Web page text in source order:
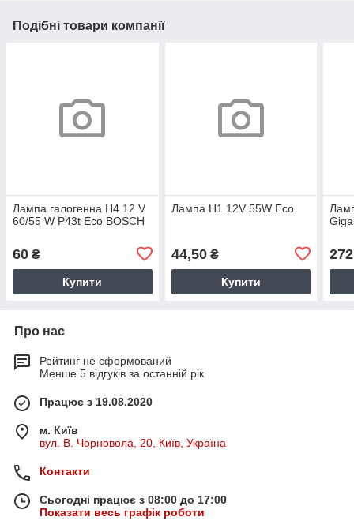
Подібні товари компанії
Лампа галогенна H4 12 V
60/55 W P43t Eco BOSCH
60 ₴
Купити
Лампа H1 12V 55W Eco
44,50₴
Купити
Про нас
Рейтинг не сформований
Менше 5 відгуків за останній рік
Працює з 19.08.2020
м. Київ
вул. В. Чорновола, 20, Київ, Україна
Контакти
Сьогодні працює з 08:00 до 17:00
Показати весь графік роботи